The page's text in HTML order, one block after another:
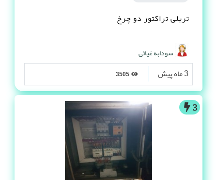
تریلی تراکتور دو چرخ
سودابه غیاثی
3 ماه پیش
3